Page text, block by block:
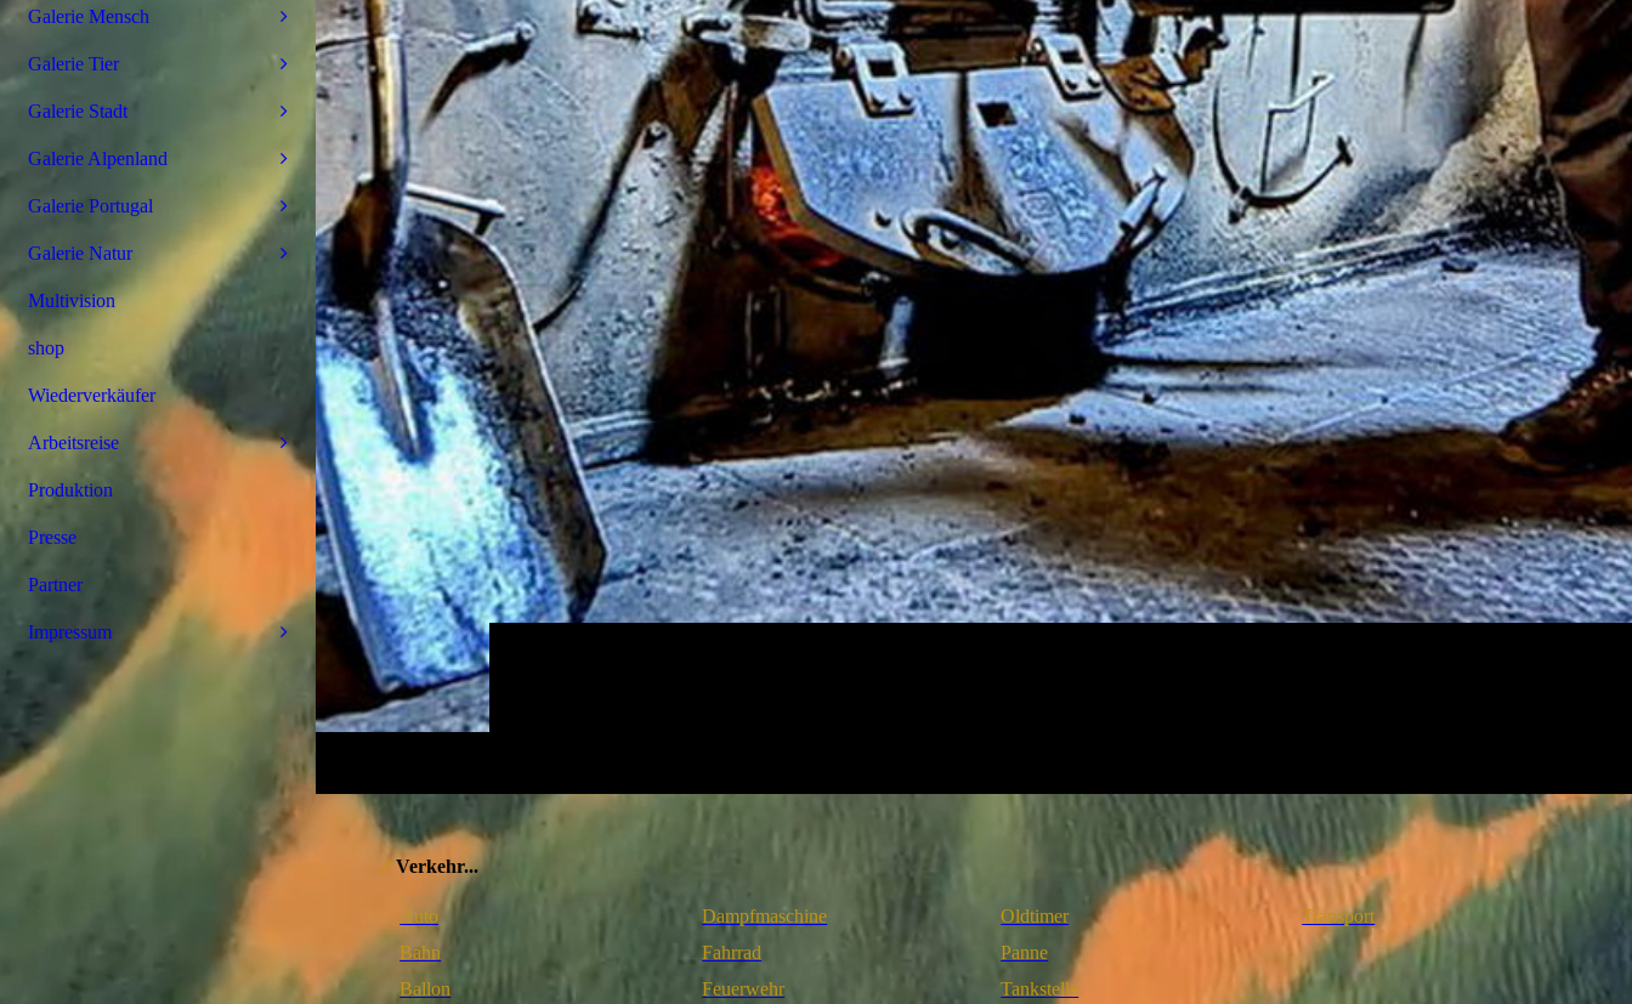
//Verkehr...
Auto
Bahn
Ballon
Dampfmaschine
Fahrrad
Feuerwehr
Oldtimer
Panne
Tankstelle
Transport
Galerie Mensch
Galerie Tier
Galerie Stadt
Galerie Alpenland
Galerie Portugal
Galerie Natur
Multivision
shop
Wiederverkäufer
Arbeitsreise
Produktion
Presse
Partner
Impressum